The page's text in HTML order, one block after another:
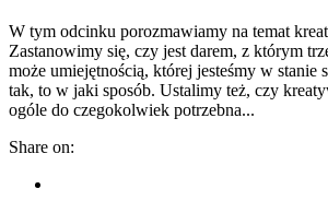
W tym odcinku porozmawiamy na temat
Zastanowimy się, czy jest darem, z którym
może umiejętnością, której jesteśmy w stanie
tak, to w jaki sposób. Ustalimy też, czy
ogóle do czegokolwiek potrzebna...
Share on: